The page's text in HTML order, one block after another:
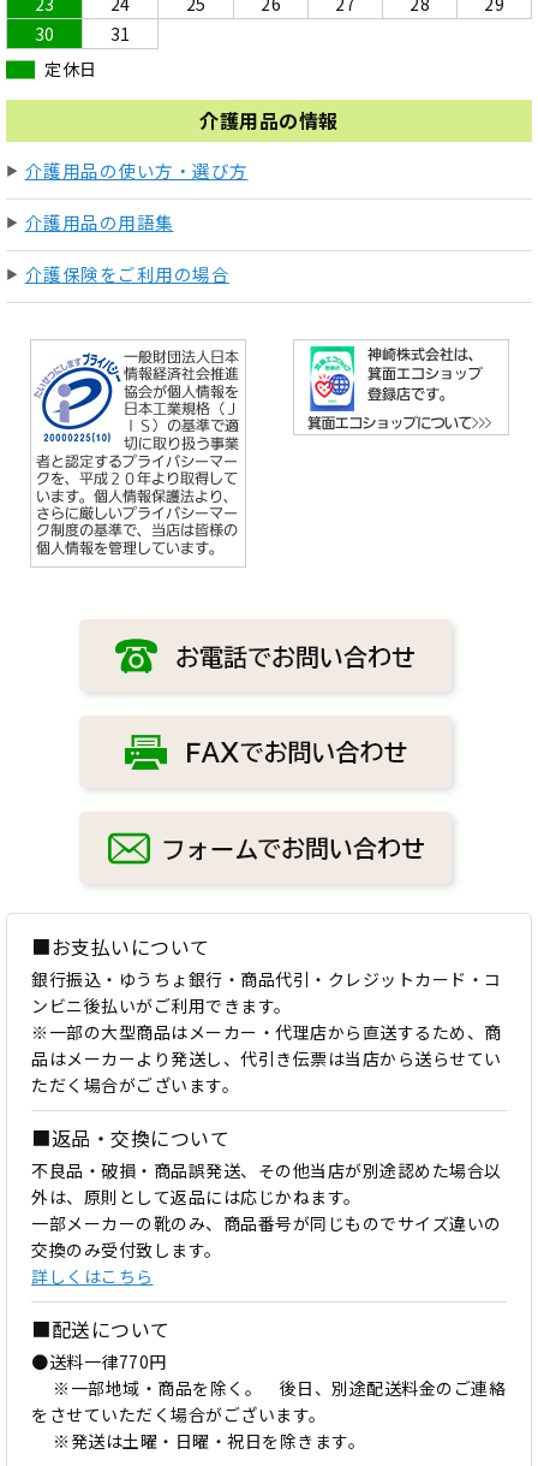
30
31
定休日
介護用品の情報
介護用品の使い方・選び方
介護用品の用語集
介護保険をご利用の場合
■お支払いについて
銀行振込・ゆうちょ銀行・商品代引・クレジットカード・コ
ンビニ後払いがご利用できます。
※一部の大型商品はメーカー・代理店から直送するため、商
品はメーカーより発送し、代引き伝票は当店から送らせてい
ただく場合がございます。
■返品・交換について
不良品・破損・商品誤発送、その他当店が別途認めた場合以
外は、原則として返品には応じかねます。
一部メーカーの靴のみ、商品番号が同じものでサイズ違いの
交換のみ受付致します。
詳しくはこちら
■配送について
●送料一律770円
※一部地域・商品を除く。 後日、別途配送料金のご連絡
をさせていただく場合がございます。
※発送は土曜・日曜・祝日を除きます。